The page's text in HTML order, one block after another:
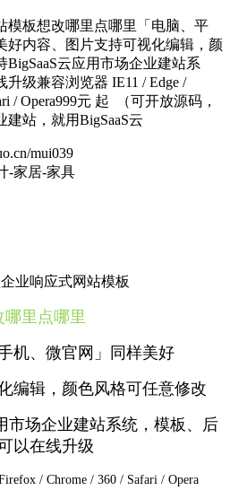
模板想改哪里点哪里「电脑、平
好内容、图片支持可视化编辑，颜
云应用市场企业建站系
级兼容浏览器 IE11 / Edge /
/ Opera999元 起 （可开放源码，
站，就用BigSaaS云
mui039
-家居-家具
业响应式网站模板
哪里点哪里
机、微官网」同样美好
编辑，颜色风格可任意修改
市场企业建站系统，模板、后
以在线升级
/ Chrome / 360 / Safari / Opera